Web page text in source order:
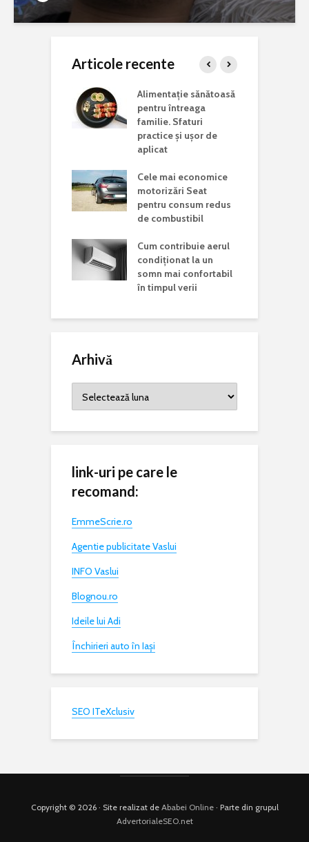
Articole recente
Alimentație sănătoasă
pentru întreaga
familie. Sfaturi
practice și ușor de
aplicat
Cele mai economice
motorizări Seat
pentru consum redus
de combustibil
Cum contribuie aerul
condiționat la un
somn mai confortabil
în timpul verii
Arhivă
link-uri pe care le
recomand:
EmmeScrie.ro
Agentie publicitate Vaslui
INFO Vaslui
Blognou.ro
Ideile lui Adi
Închirieri auto în Iași
SEO ITeXclusiv
Copyright © 2026 · Site realizat de Ababei Online· Parte din grupul
AdvertorialeSEO.net